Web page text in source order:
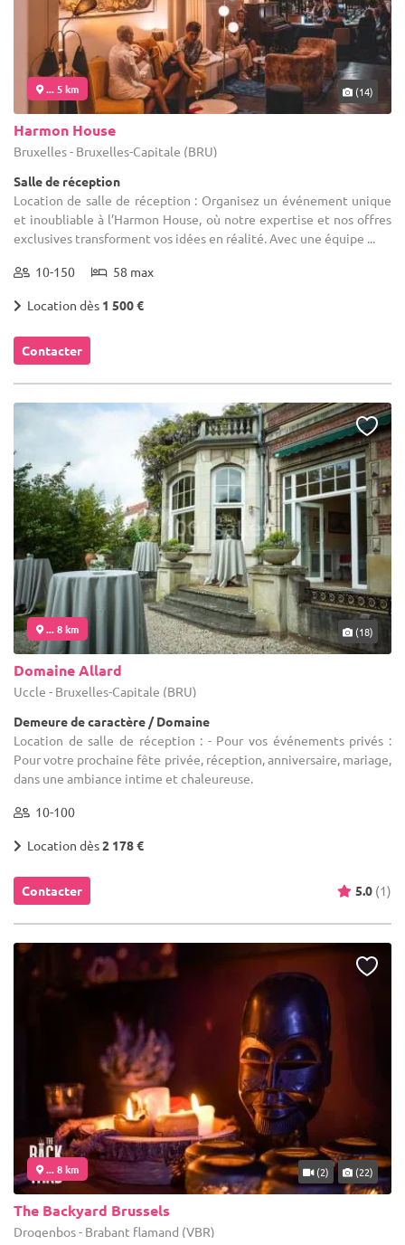
... 5 km (14)
Harmon House
Bruxelles - Bruxelles-Capitale (BRU)
Salle de réception
Location de salle de réception : Organisez un événement unique
et inoubliable à l’Harmon House, où notre expertise et nos offres
exclusives transforment vos idées en réalité. Avec une équipe ...
10-150 58 max
Location dès 1 500 €
Contacter
... 8 km (18)
Domaine Allard
Uccle - Bruxelles-Capitale (BRU)
Demeure de caractère / Domaine
Location de salle de réception : - Pour vos événements privés :
Pour votre prochaine fête privée, réception, anniversaire, mariage,
dans une ambiance intime et chaleureuse.
10-100
Location dès2 178 €
Contacter 5.0 (1)
... 8 km (2) (22)
The Backyard Brussels
Drogenbos - Brabant flamand (VBR)